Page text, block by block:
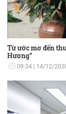
Từ ước mơ đến
Hương”
09:34 14/12/